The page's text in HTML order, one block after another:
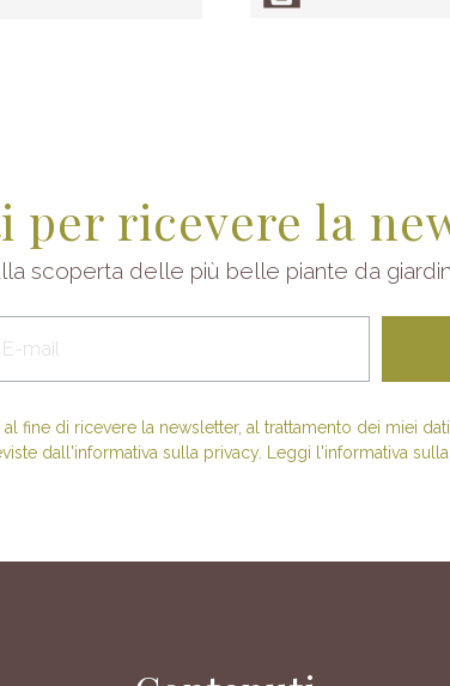
per ricevere la
scoperta delle più belle piante da
fine di ricevere la newsletter, al trattamento dei miei
dall'informativa sulla privacy. Leggi l'informativa